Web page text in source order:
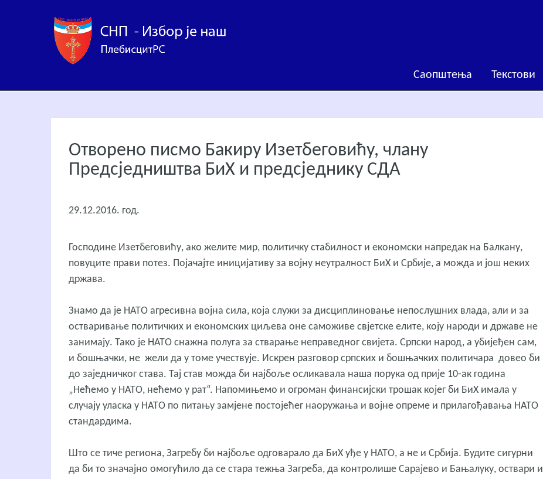
Саопштења Текстови
Отворено писмо Бакиру Изетбеговићу, члану
Предсједништва БиХ и предсједнику СДА
29.12.2016. год.
Господине Изетбеговићу, ако желите мир, политичку стабилност и економски напредак на Балкану,
повуците прави потез. Појачајте иницијативу за војну неутралност БиХ и Србије, а можда и још неких
држава.
Знамо да је НАТО агресивна војна сила, која служи за дисциплиновање непослушних влада, али и за
остваривање политичких и економских циљева оне саможиве свјетске елите, коју народи и државе не
занимају. Тако је НАТО снажна полуга за стварање неправедног свијета. Српски народ, а убијеђен сам,
и бошњачки, не жели да у томе учествује. Искрен разговор српских и бошњачких политичара довео би
до заједничког става. Тај став можда би најбоље осликавала наша порука од прије 10-ак година
„Нећемо у НАТО, нећемо у рат“. Напомињемо и огроман финансијски трошак којег би БиХ имала у
случају уласка у НАТО по питању замјене постојећег наоружања и војне опреме и прилагођавања НАТО
стандардима.
Што се тиче региона, Загребу би најбоље одговарало да БиХ уђе у НАТО, а не и Србија. Будите сигурни
да би то значајно омогућило да се стара тежња Загреба, да контролише Сарајево и Бањалуку, оствари и